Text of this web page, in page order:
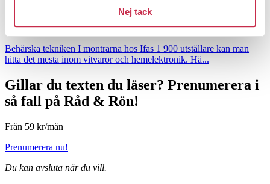
Nej tack
15 snackisar på årets Ifa-mässa
Behärska tekniken I montrarna hos Ifas 1 900 utställare kan man
hitta det mesta inom vitvaror och hemelektronik. Hä...
Gillar du texten du läser? Prenumerera i
så fall på Råd & Rön!
Från 59 kr/mån
Prenumerera nu!
Du kan avsluta när du vill.